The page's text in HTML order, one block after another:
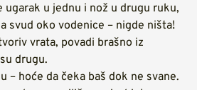
ugarak u jednu i nož u drugu ruku,
svud oko vodenice – nigde ništa!
vrata, povadi brašno iz
drugu.
– hoće da čeka baš dok ne svane.